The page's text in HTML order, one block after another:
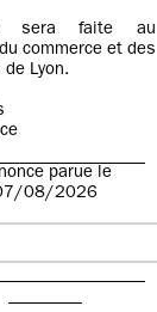
sera faite au
commerce et des
Lyon.
parue le
08/2026